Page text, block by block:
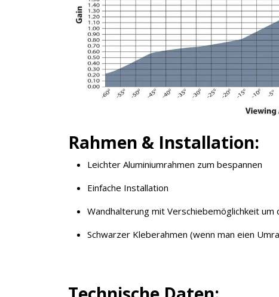
Rahmen & Installation:
Leichter Aluminiumrahmen zum bespannen
Einfache Installation
Wandhalterung mit Verschiebemöglichkeit
Schwarzer Kleberahmen (wenn man eien